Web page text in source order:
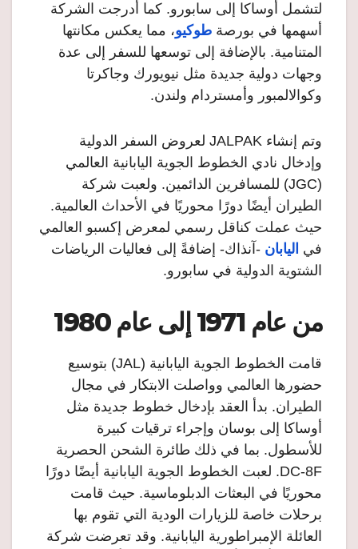
لتشمل أوساكا إلى سابورو. كما أدرجت الشركة
أسهمها في بورصة طوكيو، مما يعكس مكانتها
المتنامية. بالإضافة إلى توسعها للسفر إلى عدة
وجهات دولية جديدة مثل نيويورك وجاكرتا
وكوالالمبور وأمستردام ولندن.
وتم إنشاء JALPAK لعروض السفر الدولية
وإدخال نادي الخطوط الجوية اليابانية العالمي
(JGC) للمسافرين الدائمين. ولعبت شركة
الطيران أيضًا دورًا محوريًا في الأحداث العالمية.
حيث عملت كناقل رسمي لمعرض إكسبو العالمي
في اليابان -آنذاك- إضافةً إلى فعاليات الرياضات
الشتوية الدولية في سابورو.
من عام 1971 إلى عام 1980
قامت الخطوط الجوية اليابانية (JAL) بتوسيع
حضورها العالمي وواصلت الابتكار في مجال
الطيران. بدأ العقد بإدخال خطوط جديدة مثل
أوساكا إلى بوسان وإجراء ترقيات كبيرة
للأسطول. بما في ذلك طائرة الشحن الحصرية
DC-8F. لعبت الخطوط الجوية اليابانية أيضًا دورًا
محوريًا في البعثات الدبلوماسية. حيث قامت
برحلات خاصة للزيارات الودية التي تقوم بها
العائلة الإمبراطورية اليابانية. وقد تعرضت شركة